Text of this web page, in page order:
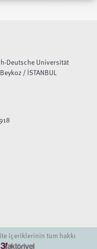
Deutsche Universität
/ İSTANBUL
içeriklerinin tüm hakkı